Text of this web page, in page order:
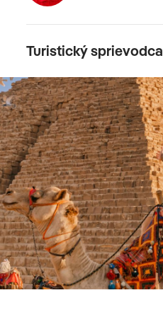
Turistický sprievodca